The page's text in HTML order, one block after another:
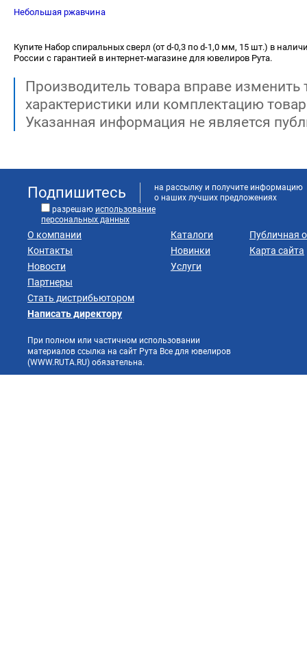
Небольшая ржавчина
Купите Набор спиральных сверл (от d-0,3 по d-1,0 мм, 15 шт.) в
России с гарантией в интернет-магазине для ювелиров Рута.
Производитель товара вправе изменить
характеристики или комплектацию
Указанная информация не является
Подпишитесь
на рассылку и получите информацию
о наших лучших предложениях
разрешаю использование
персональных данных
О компании
Контакты
Новости
Партнеры
Стать дистрибьютором
Каталоги
Новинки
Услуги
Публичная
Карта сайта
Написать директору
При полном или частичном использовании
материалов ссылка на сайт Рута Все для ювелиров
(WWW.RUTA.RU) обязательна.